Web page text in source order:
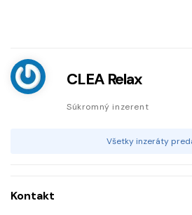
CLEA Relax
Súkromný inzerent
Všetky inzeráty
Kontakt